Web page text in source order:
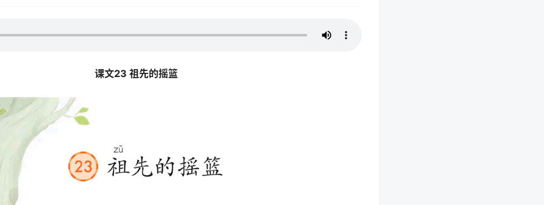
课文23 祖先的摇篮